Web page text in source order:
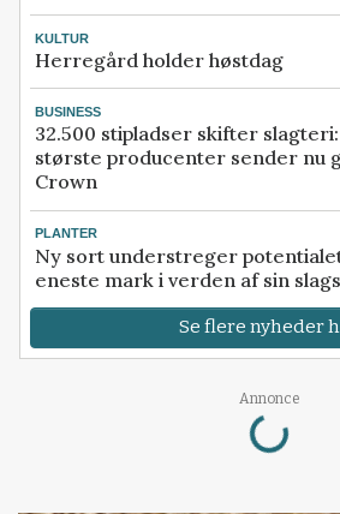
KULTUR
Herregård holder høstdag
BUSINESS
32.500 stipladser skifter
største producenter sender nu
Crown
PLANTER
Ny sort understreger
eneste mark i verden af sin slags
Se flere nyheder
Annonce
Loading...